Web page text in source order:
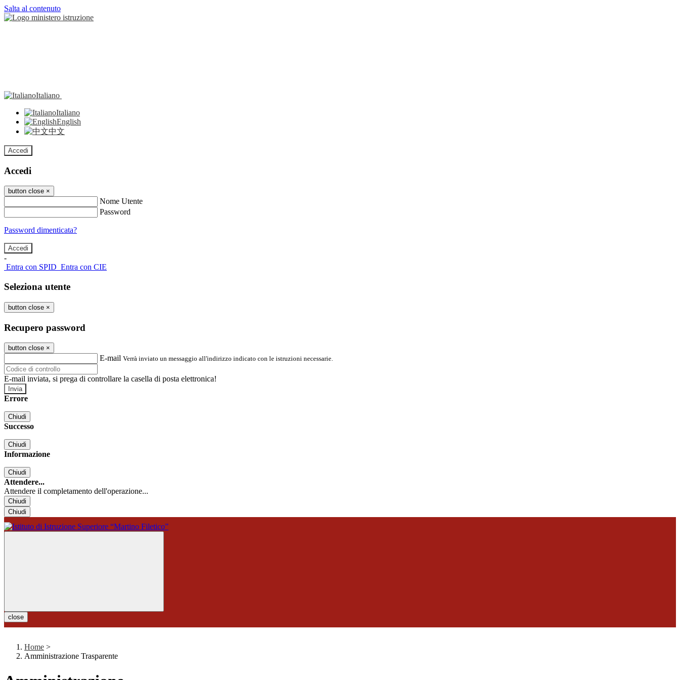
Salta al contenuto
Italiano
Italiano
English
中文
Accedi
Accedi
button close ×
Nome Utente
Password
Password dimenticata?
-
Entra con SPID Entra con CIE
Seleziona utente
button close ×
Recupero password
button close ×
E-mail Verrà inviato un messaggio all'indirizzo indicato con le istruzioni necessarie.
E-mail inviata, si prega di controllare la casella di posta elettronica!
Errore
Chiudi
Successo
Chiudi
Informazione
Chiudi
Attendere...
Attendere il completamento dell'operazione...
Chiudi
Chiudi
close
Home >
Amministrazione Trasparente